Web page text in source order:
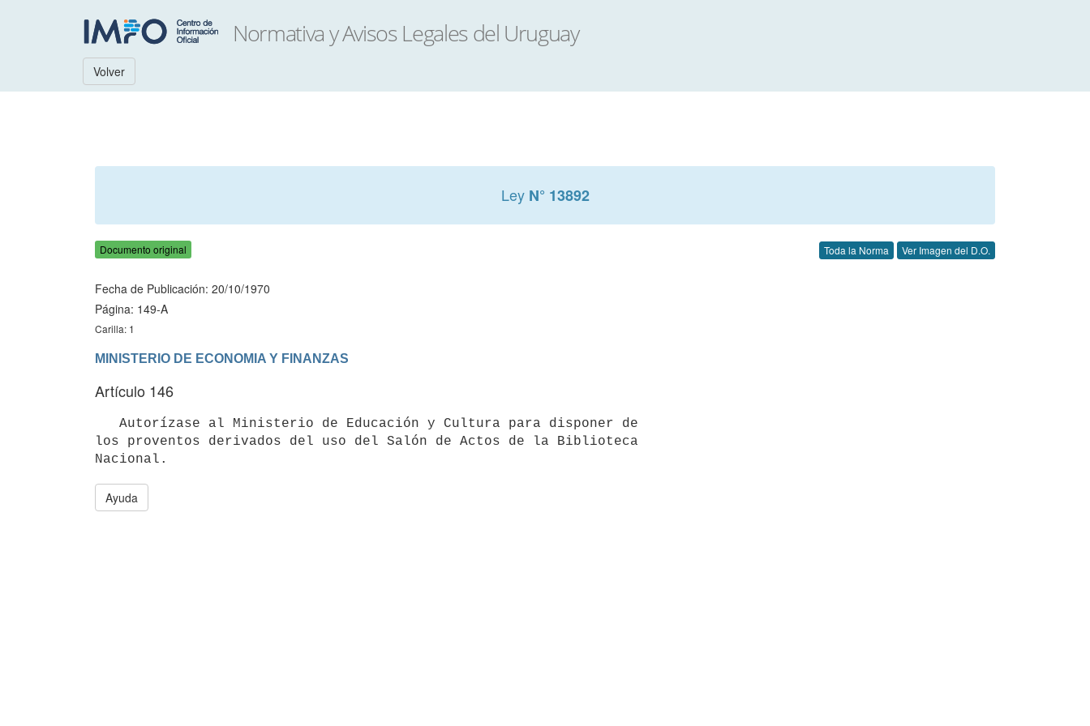
Volver
Ley N° 13892
Documento original Toda la Norma Ver Imagen del D.O.
Fecha de Publicación: 20/10/1970
Página: 149-A
Carilla: 1
MINISTERIO DE ECONOMIA Y FINANZAS
Artículo 146
los proventos derivados del uso del Salón de Actos de la Biblioteca
Ayuda